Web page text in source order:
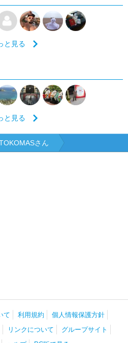
と見る
と見る
さん
て 利用規約
個人情報保護方針
リンクについて
グループサイト